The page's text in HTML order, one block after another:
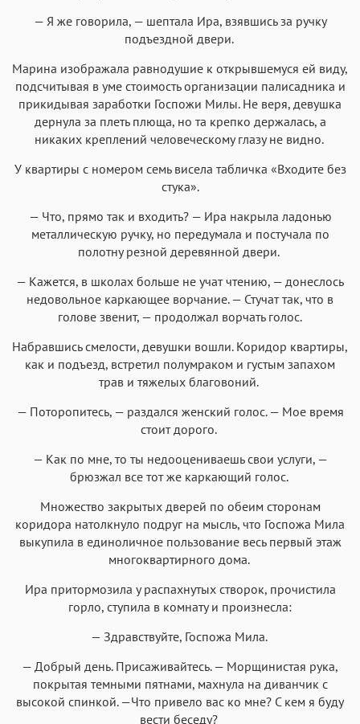
— Я же говорила, — шептала Ира, взявшись за ручку
подъездной двери.
Марина изображала равнодушие к открывшемуся ей виду,
подсчитывая в уме стоимость организации палисадника и
прикидывая заработки Госпожи Милы. Не веря, девушка
дернула за плеть плюща, но та крепко держалась, а
никаких креплений человеческому глазу не видно.
У квартиры с номером семь висела табличка «Входите без
стука».
— Что, прямо так и входить? — Ира накрыла ладонью
металлическую ручку, но передумала и постучала по
полотну резной деревянной двери.
— Кажется, в школах больше не учат чтению, — донеслось
недовольное каркающее ворчание. — Стучат так, что в
голове звенит, — продолжал ворчать голос.
Набравшись смелости, девушки вошли. Коридор квартиры,
как и подъезд, встретил полумраком и густым запахом
трав и тяжелых благовоний.
— Поторопитесь, — раздался женский голос. — Мое время
стоит дорого.
— Как по мне, то ты недооцениваешь свои услуги, —
брюзжал все тот же каркающий голос.
Множество закрытых дверей по обеим сторонам
коридора натолкнуло подруг на мысль, что Госпожа Мила
выкупила в единоличное пользование весь первый этаж
многоквартирного дома.
Ира притормозила у распахнутых створок, прочистила
горло, ступила в комнату и произнесла:
— Здравствуйте, Госпожа Мила.
— Добрый день. Присаживайтесь. — Морщинистая рука,
покрытая темными пятнами, махнула на диванчик с
высокой спинкой. —Что привело вас ко мне? С кем я буду
вести беседу?